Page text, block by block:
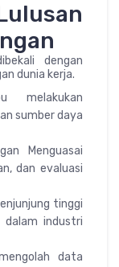
dengan
dunia kerja.
melakukan
sumber daya
Menguasai
dan evaluasi
tinggi
industri
data